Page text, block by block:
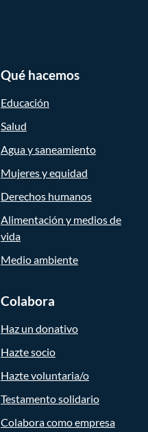
Qué hacemos
Educación
Salud
Agua y saneamiento
Mujeres y equidad
Derechos humanos
Alimentación y medios de
vida
Medio ambiente
Colabora
Haz un donativo
Hazte socio
Hazte voluntaria/o
Testamento solidario
Colabora como empresa